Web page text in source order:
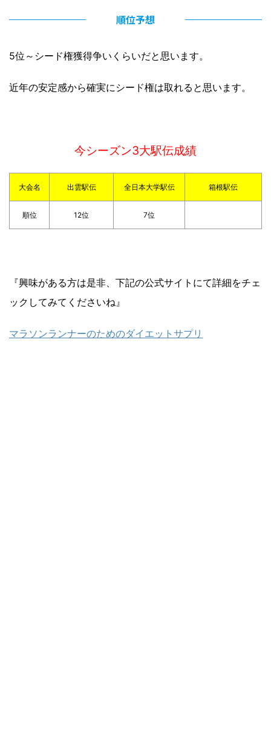
順位予想
5位～シード権獲得争いくらいだと思います。
近年の安定感から確実にシード権は取れると思います。
今シーズン3大駅伝成績
大会名 出雲駅伝 全日本大学駅伝 箱根駅伝
順位 12位 7位
『興味がある方は是非、下記の公式サイトにて詳細をチェ
ックしてみてくださいね』
マラソンランナーのためのダイエットサプリ